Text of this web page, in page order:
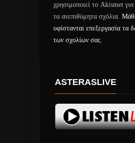
χρησιμοποιεί το Akismet
τα ανεπιθύμητα σχόλια.
υφίστανται επεξεργασία τα
των σχολίων σας
ASTERASLIVE